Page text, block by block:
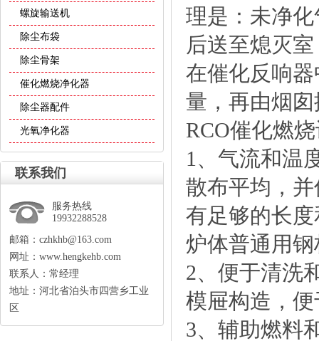
螺旋输送机
除尘布袋
除尘骨架
催化燃烧净化器
除尘器配件
光氧净化器
联系我们
服务热线
19932288528
邮箱：czhkhb@163.com
网址：www.hengkehb.com
联系人：常经理
地址：河北省泊头市四营乡工业
区
理是：未净
后送至熄灭
在催化反响
量，再由烟
RCO催化燃
1、气流和温
散布平均，
有足够的长
炉体普通用
2、便于清洗
模屉构造，
3、辅助燃料